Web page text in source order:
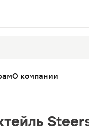
О компании